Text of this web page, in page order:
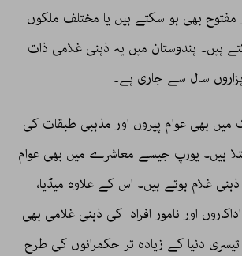
مفتوح بھی ہو سکتے ہیں یا مختلف ملکوں
ہیں۔ ہندوستان میں یہ ذہنی غلامی ذات
سال سے جاری ہے۔
بھی عوام پیروں اور مذہبی طبقات کی
ہیں۔ یورپ جیسے معاشرے میں بھی عوام
غلام ہوتے ہیں۔ اس کے علاوہ میڈیا،
اور نامور افراد کی ذہنی غلامی بھی
دنیا کے زیادہ تر حکمرانوں کی طرح